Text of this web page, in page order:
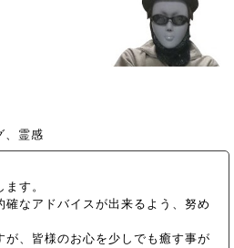
、霊感
す。
なアドバイスが出来るよう、努め
が、皆様のお心を少しでも癒す事が